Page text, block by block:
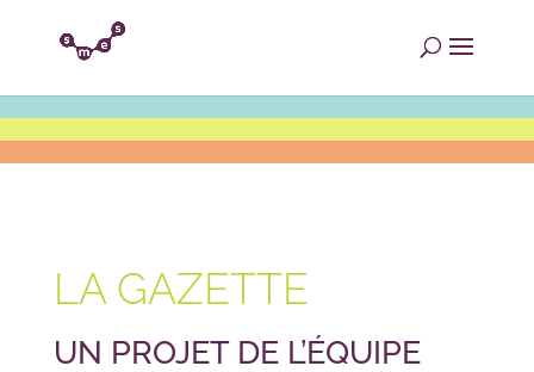
LA GAZETTE
UN PROJET DE L’ÉQUIPE